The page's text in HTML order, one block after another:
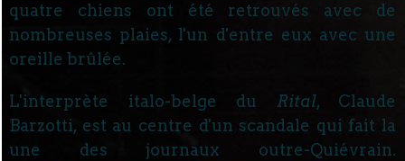
quatre chiens ont été retrouvés avec de
nombreuses plaies, l'un d'entre eux avec une
oreille brûlée.
L'interprète italo-belge du Rital, Claude
Barzotti, est au centre d'un scandale qui fait la
une des journaux outre-Quiévrain.